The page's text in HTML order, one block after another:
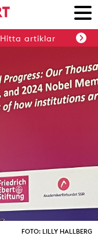
Hitta artiklar
FOTO: LILLY HALLBERG